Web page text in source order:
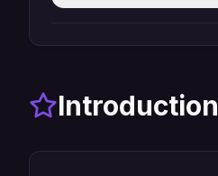
Introduction